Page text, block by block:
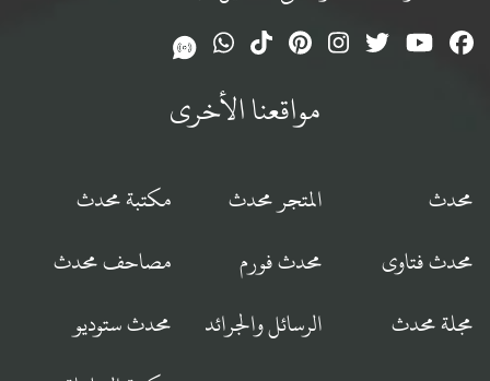
مواقعنا الأخرى
محدث المتجر محدث
مكتبة محدث
محدث فتاوى
محدث فورم
مصاحف محدث
مجلة محدث
الرسائل والجرائد
محدث ستوديو